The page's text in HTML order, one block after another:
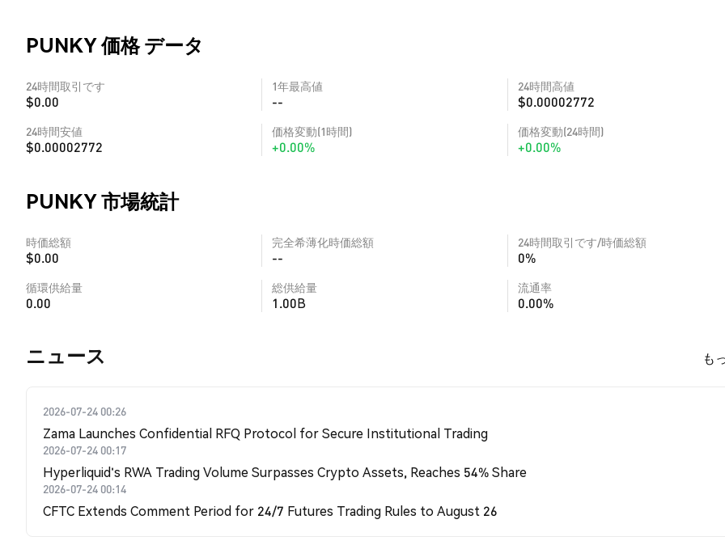
PUNKY 価格 データ
24時間取引です
$0.00
1年最高値
--
24時間高値
$0.00002772
24時間安値
$0.00002772
価格変動(1時間)
+0.00%
価格変動(24時間)
+0.00%
PUNKY 市場統計
時価総額
$0.00
完全希薄化時価総額
--
24時間取引です/時価総額
0%
循環供給量
0.00
総供給量
1.00B
流通率
0.00%
​​ニュース​​ も
2026-07-24 00:26
Zama Launches Confidential RFQ Protocol for Secure Institutional Trading
2026-07-24 00:17
Hyperliquid's RWA Trading Volume Surpasses Crypto Assets, Reaches 54% Share
2026-07-24 00:14
CFTC Extends Comment Period for 24/7 Futures Trading Rules to August 26